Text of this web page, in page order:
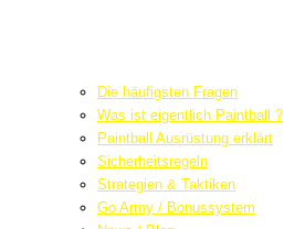
Die häufigsten Fragen
Was ist eigentlich Paintball ?
Paintball Ausrüstung erklärt
Sicherheitsregeln
Strategien & Taktiken
Go Army / Bonussystem